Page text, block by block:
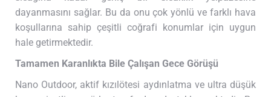
dayanmasını sağlar. Bu da onu çok yönlü ve farklı hava
koşullarına sahip çeşitli coğrafi konumlar için uygun
hale getirmektedir.
Tamamen Karanlıkta Bile Çalışan Gece Görüşü
Nano Outdoor, aktif kızılötesi aydınlatma ve ultra düşük